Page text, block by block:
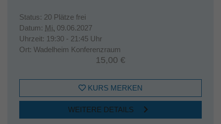
Status: 20 Plätze frei
Datum: Mi. 09.06.2027
Uhrzeit: 19:30 - 21:45 Uhr
Ort: Wadelheim Konferenzraum
15,00 €
KURS MERKEN
WEITERE DETAILS